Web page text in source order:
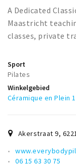
Toeristische
Natuurgebieden
Baroniepoorten
A Dedicated
Maastricht
classes, private
Sport
Pilates
Winkelgebied
Céramique en Plein
Akerstraat 9,
06 15 63 30 75